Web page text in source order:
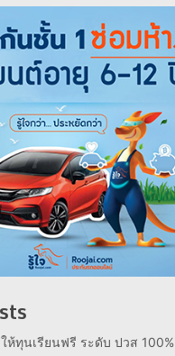
ห้ทุนเรียนฟรี ระดับ ปวส 100%